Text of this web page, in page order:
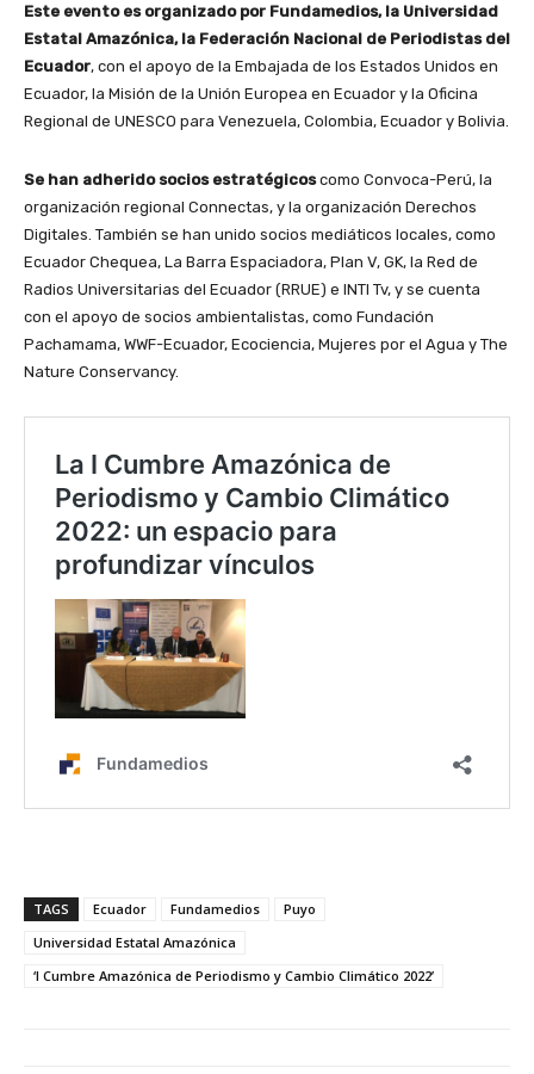
Este evento es organizado por Fundamedios, la Universidad
Estatal Amazónica, la Federación Nacional de Periodistas del
Ecuador, con el apoyo de la Embajada de los Estados Unidos en
Ecuador, la Misión de la Unión Europea en Ecuador y la Oficina
Regional de UNESCO para Venezuela, Colombia, Ecuador y Bolivia.
Se han adherido socios estratégicoscomo Convoca-Perú, la
organización regional Connectas, y la organización Derechos
Digitales. También se han unido socios mediáticos locales, como
Ecuador Chequea, La Barra Espaciadora, Plan V, GK, la Red de
Radios Universitarias del Ecuador (RRUE) e INTI Tv, y se cuenta
con el apoyo de socios ambientalistas, como Fundación
Pachamama, WWF-Ecuador, Ecociencia, Mujeres por el Agua y The
Nature Conservancy.
TAGS Ecuador Fundamedios
Puyo
Universidad Estatal Amazónica
‘I Cumbre Amazónica de Periodismo y Cambio Climático 2022’